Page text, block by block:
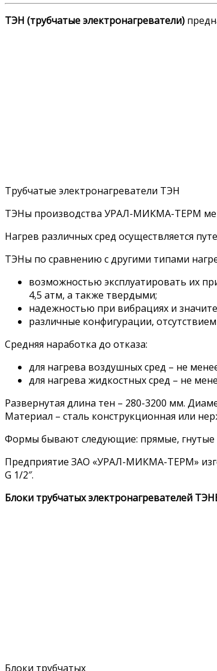
ТЭН (трубчатые электронагреватели)
Трубчатые электронагреватели ТЭН
ТЭНы производства УРАЛ-МИКМА-ТЕРМ
Нагрев различных сред осуществляется
ТЭНы по сравнению с другими типами
возможностью эксплуатировать их
4,5 атм, а также твердыми;
надежностью при вибрациях и
различные конфигурации,
Средняя наработка до отказа:
для нагрева воздушных сред – не
для нагрева жидкостных сред – не
Развернутая длина тен – 280-3200 мм.
Материал – сталь конструкционная или
Формы бывают следующие: прямые, гнутые
Предприятие ЗАО «УРАЛ-МИКМА-ТЕРМ»
G 1/2″.
Блоки трубчатых электронагревателей
Блоки трубчатых